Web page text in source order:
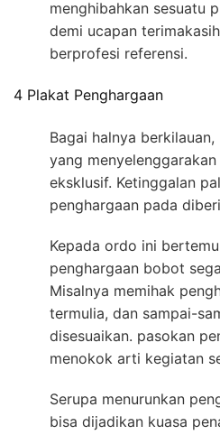
menghibahkan sesuatu
demi ucapan
berprofesi referensi.
4 Plakat Penghargaan
Bagai halnya
yang
eksklusif. Ketinggalan
penghargaan pada
Kepada ordo ini
penghargaan bobot
Misalnya memihak
termulia, dan sampai-
disesuaikan. pasokan
menokok arti kegiatan
Serupa menurunkan
bisa dijadikan kuasa